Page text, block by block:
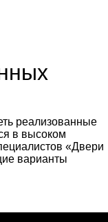
реализованные
в высоком
«Двери
варианты